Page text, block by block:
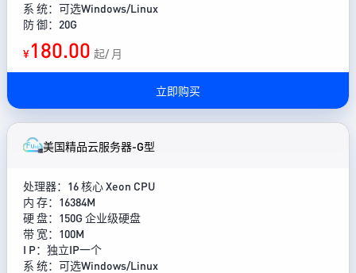
系 统：可选Windows/Linux
防 御：20G
¥180.00 起/ 月
立即购买
美国精品云服务器-G型
处理器：16 核心 Xeon CPU
内 存：16384M
硬 盘：150G 企业级硬盘
带 宽：100M
I P：独立IP一个
系 统：可选Windows/Linux